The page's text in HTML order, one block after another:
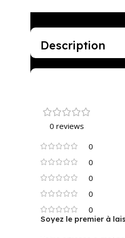
Description
0 reviews
0
0
0
0
0
Soyez le premier à